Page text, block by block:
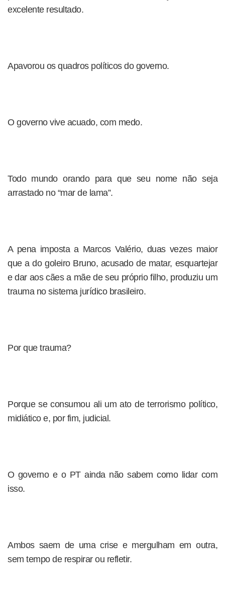
excelente resultado.
Apavorou os quadros políticos do governo.
O governo vive acuado, com medo.
Todo mundo orando para que seu nome não seja
arrastado no “mar de lama”.
A pena imposta a Marcos Valério, duas vezes maior
que a do goleiro Bruno, acusado de matar, esquartejar
e dar aos cães a mãe de seu próprio filho, produziu um
trauma no sistema jurídico brasileiro.
Por que trauma?
Porque se consumou ali um ato de terrorismo político,
midiático e, por fim, judicial.
O governo e o PT ainda não sabem como lidar com
isso.
Ambos saem de uma crise e mergulham em outra,
sem tempo de respirar ou refletir.